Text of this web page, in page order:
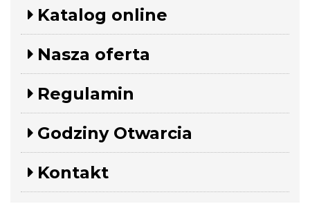
Katalog online
Nasza oferta
Regulamin
Godziny Otwarcia
Kontakt